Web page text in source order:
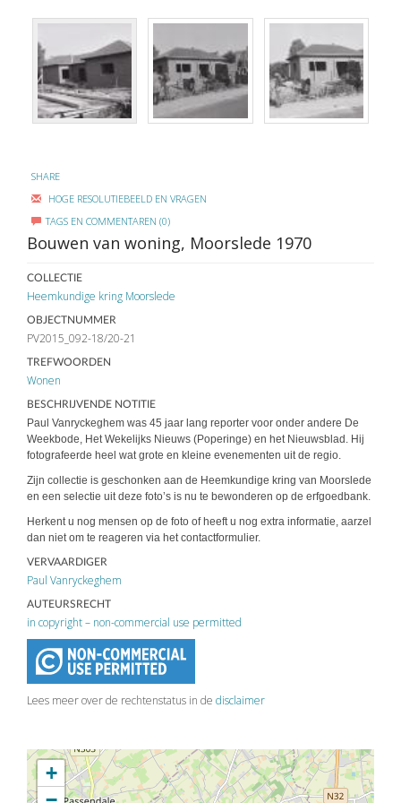
SHARE
HOGE RESOLUTIEBEELD EN VRAGEN
TAGS EN COMMENTAREN (0)
Bouwen van woning, Moorslede 1970
COLLECTIE
Heemkundige kring Moorslede
OBJECTNUMMER
PV2015_092-18/20-21
TREFWOORDEN
Wonen
BESCHRIJVENDE NOTITIE
Paul Vanryckeghem was 45 jaar lang reporter voor onder andere De
Weekbode, Het Wekelijks Nieuws (Poperinge) en het Nieuwsblad. Hij
fotografeerde heel wat grote en kleine evenementen uit de regio.
Zijn collectie is geschonken aan de Heemkundige kring van Moorslede
en een selectie uit deze foto’s is nu te bewonderen op de erfgoedbank.
Herkent u nog mensen op de foto of heeft u nog extra informatie, aarzel
dan niet om te reageren via het contactformulier.
VERVAARDIGER
Paul Vanryckeghem
AUTEURSRECHT
in copyright – non-commercial use permitted
Lees meer over de rechtenstatus in de disclaimer
+